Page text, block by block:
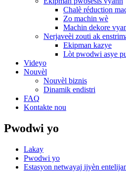
Chalè réduction
Zo machin wè
Machin dekore
Nerjaveèi zouti ak
Ekipman kazye
Lòt pwodwi asye
Videyo
Nouvèl
Nouvèl biznis
Dinamik endistri
FAQ
Kontakte nou
Pwodwi yo
Lakay
Pwodwi yo
Estasyon netwayaj ijyèn